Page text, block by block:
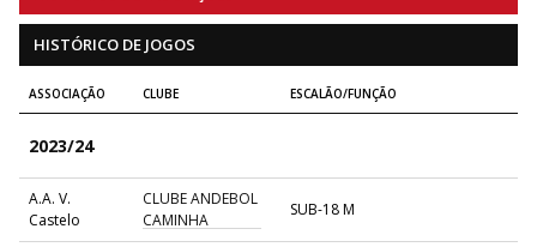
HISTÓRICO DE JOGOS
ASSOCIAÇÃO CLUBE ESCALÃO/FUNÇÃO
2023/24
A.A. V.
Castelo
CLUBE ANDEBOL
CAMINHA
SUB-18 M